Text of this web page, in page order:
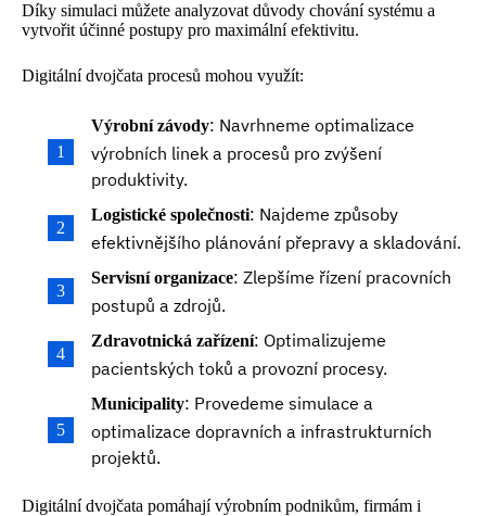
Díky simulaci můžete analyzovat důvody chování systému a
vytvořit účinné postupy pro maximální efektivitu.
Digitální dvojčata procesů mohou využít:
Výrobní závody: Navrhneme optimalizace
výrobních linek a procesů pro zvýšení
produktivity.
Logistické společnosti: Najdeme způsoby
efektivnějšího plánování přepravy a skladování.
Servisní organizace: Zlepšíme řízení pracovních
postupů a zdrojů.
Zdravotnická zařízení: Optimalizujeme
pacientských toků a provozní procesy.
Municipality: Provedeme simulace a
optimalizace dopravních a infrastrukturních
projektů.
Digitální dvojčata pomáhají výrobním podnikům, firmám i